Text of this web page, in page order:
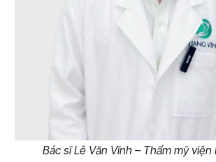
Bác sĩ Lê Văn Vĩnh – Thẩm mỹ viện